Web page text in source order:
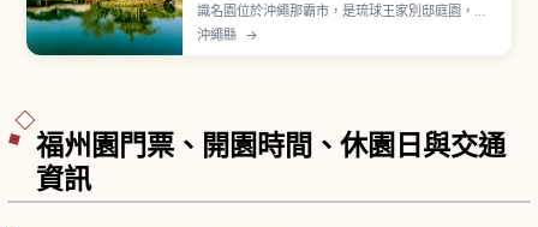
識名園位於沖繩那霸市，是琉球王家別邸庭園，
1799年建造，2000年作為世界遺產「琉球王國的
城及相關遺產群」之一登錄。曾用於王族休養與接
沖繩縣 →
福州園門票、開園時間、休園日與交通
資訊